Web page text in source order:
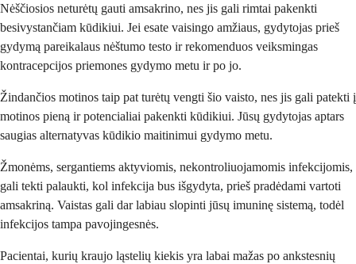
Nėščiosios neturėtų gauti amsakrino, nes jis gali rimtai pakenkti
besivystančiam kūdikiui. Jei esate vaisingo amžiaus, gydytojas prieš
gydymą pareikalaus nėštumo testo ir rekomenduos veiksmingas
kontracepcijos priemones gydymo metu ir po jo.
Žindančios motinos taip pat turėtų vengti šio vaisto, nes jis gali patekti į
motinos pieną ir potencialiai pakenkti kūdikiui. Jūsų gydytojas aptars
saugias alternatyvas kūdikio maitinimui gydymo metu.
Žmonėms, sergantiems aktyviomis, nekontroliuojamomis infekcijomis,
gali tekti palaukti, kol infekcija bus išgydyta, prieš pradėdami vartoti
amsakriną. Vaistas gali dar labiau slopinti jūsų imuninę sistemą, todėl
infekcijos tampa pavojingesnės.
Pacientai, kurių kraujo ląstelių kiekis yra labai mažas po ankstesnių